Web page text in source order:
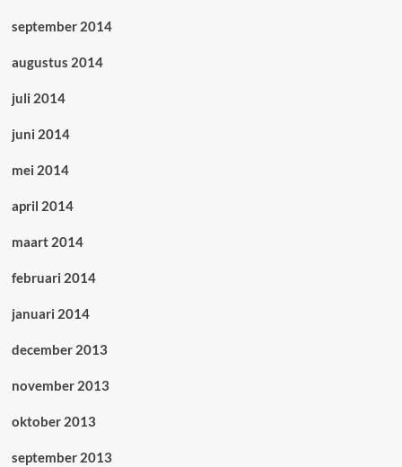
september 2014
augustus 2014
juli 2014
juni 2014
mei 2014
april 2014
maart 2014
februari 2014
januari 2014
december 2013
november 2013
oktober 2013
september 2013